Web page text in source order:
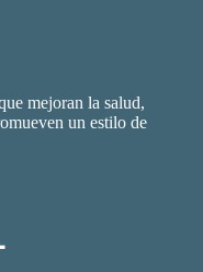
mejoran la salud,
un estilo de